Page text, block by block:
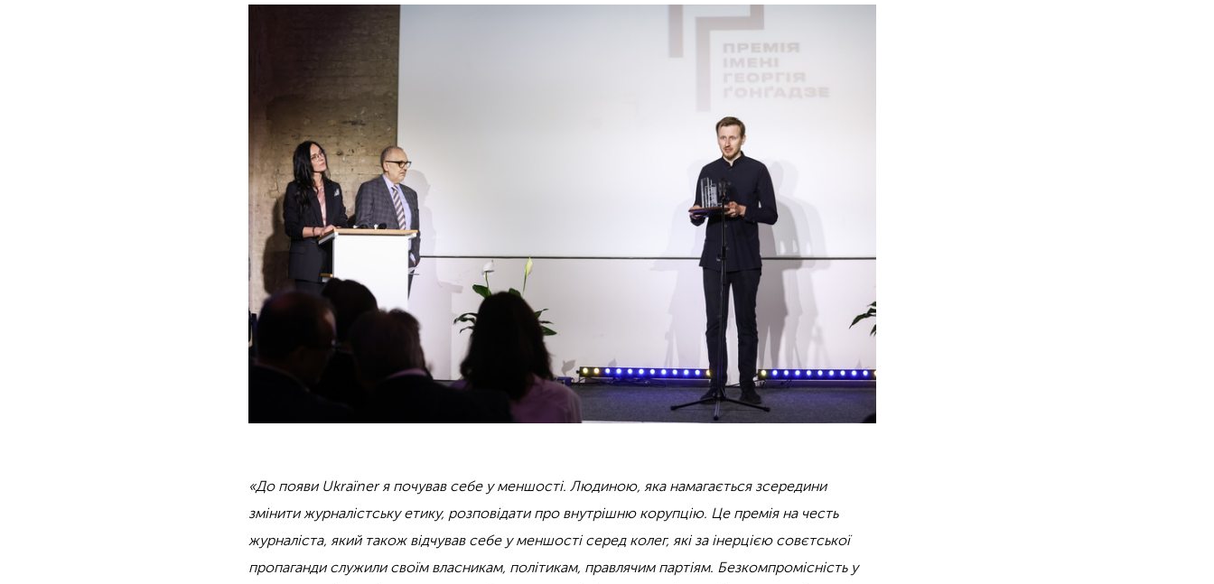
«До появи Ukraïner я почував себе у меншості. Людиною, яка намагається зсередини
змінити журналістську етику, розповідати про внутрішню корупцію. Це премія на честь
журналіста, який також відчував себе у меншості серед колег, які за інерцією совєтської
пропаганди служили своїм власникам, політикам, правлячим партіям. Безкомпромісність у